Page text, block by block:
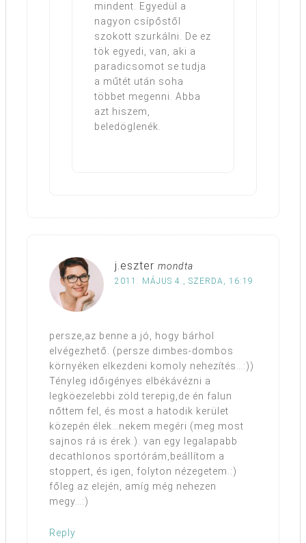
mindent. Egyedül a
nagyon csípőstől
szokott szurkálni. De ez
tök egyedi, van, aki a
paradicsomot se tudja
a műtét után soha
többet megenni. Abba
azt hiszem,
beledöglenék.
j.eszter mondta
2011. MÁJUS 4., SZERDA, 16:19
persze,az benne a jó, hogy bárhol
elvégezhető. (persze dimbes-dombos
környéken elkezdeni komoly nehezítés…:))
Tényleg időigényes elbékávézni a
legköezelebbi zöld terepig,de én falun
nőttem fel, és most a hatodik kerület
közepén élek…nekem megéri (meg most
sajnos rá is érek.). van egy legalapabb
decathlonos sportórám,beállítom a
stoppert, és igen, folyton nézegetem.:)
főleg az elején, amíg még nehezen
megy…:)
Reply